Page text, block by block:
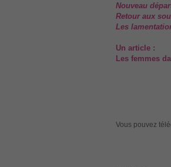
Nouveau
Retour aux
Les
Un article :
Les femmes
Vous pouvez